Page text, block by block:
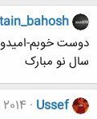
دوست خوبم-
سال نو مبارک
Ussef